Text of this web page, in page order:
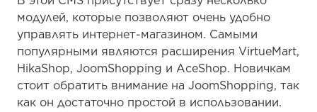
модулей, которые позволяют очень удобно
управлять интернет-магазином. Самыми
популярными являются расширения VirtueMart,
HikaShop, JoomShopping и AceShop. Новичкам
стоит обратить внимание на JoomShopping, так
как он достаточно простой в использовании.